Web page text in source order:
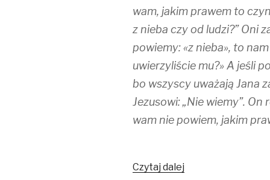
wam, jakim prawem to
z nieba czy od ludzi?” Oni
powiemy: «z nieba», to
uwierzyliście mu?» A jeśli
bo wszyscy uważają Jana
Jezusowi: „Nie wiemy”. On
wam nie powiem, jakim
Czytaj dalej